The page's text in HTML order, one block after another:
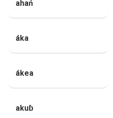
ahań
áka
ákea
akuɓ